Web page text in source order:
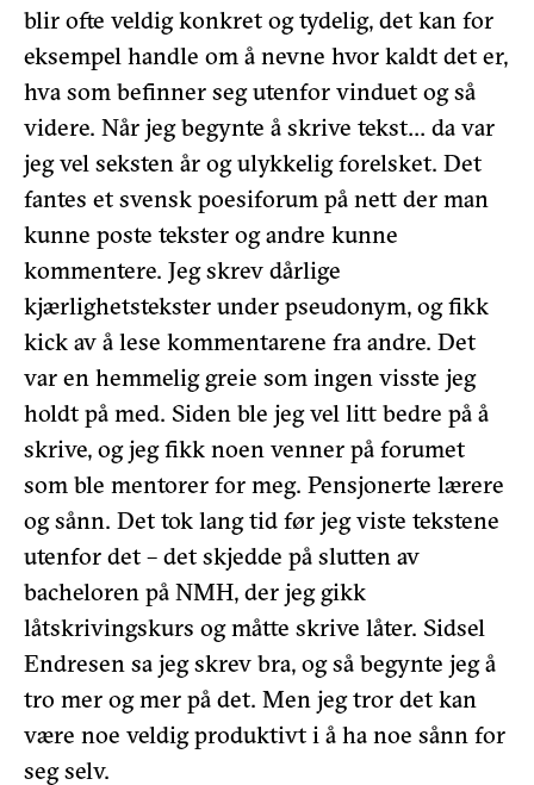
blir ofte veldig konkret og tydelig, det kan for
eksempel handle om å nevne hvor kaldt det er,
hva som befinner seg utenfor vinduet og så
videre. Når jeg begynte å skrive tekst… da var
jeg vel seksten år og ulykkelig forelsket. Det
fantes et svensk poesiforum på nett der man
kunne poste tekster og andre kunne
kommentere. Jeg skrev dårlige
kjærlighetstekster under pseudonym, og fikk
kick av å lese kommentarene fra andre. Det
var en hemmelig greie som ingen visste jeg
holdt på med. Siden ble jeg vel litt bedre på å
skrive, og jeg fikk noen venner på forumet
som ble mentorer for meg. Pensjonerte lærere
og sånn. Det tok lang tid før jeg viste tekstene
utenfor det – det skjedde på slutten av
bacheloren på NMH, der jeg gikk
låtskrivingskurs og måtte skrive låter. Sidsel
Endresen sa jeg skrev bra, og så begynte jeg å
tro mer og mer på det. Men jeg tror det kan
være noe veldig produktivt i å ha noe sånn for
seg selv.